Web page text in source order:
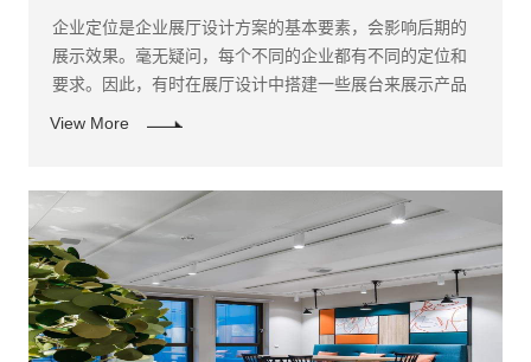
企业定位是企业展厅设计方案的基本要素，会影响后期的
展示效果。毫无疑问，每个不同的企业都有不同的定位和
要求。因此，有时在展厅设计中搭建一些展台来展示产品
View More